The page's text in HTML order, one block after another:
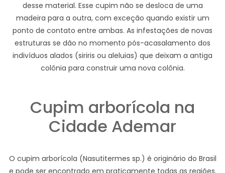
desse material. Esse cupim não se desloca de uma
madeira para a outra, com exceção quando existir um
ponto de contato entre ambas. As infestações de novas
estruturas se dão no momento pós-acasalamento dos
indivíduos alados (siriris ou aleluias) que deixam a antiga
colônia para construir uma nova colônia.
Cupim arborícola na
Cidade Ademar
O cupim arborícola (Nasutitermes sp.) é originário do Brasil
e pode ser encontrado em praticamente todas as regiões.